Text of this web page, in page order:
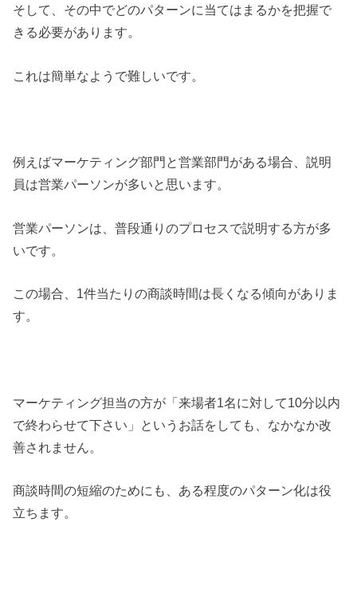
そして、その中でどのパターンに当てはまるかを把握で
きる必要があります。
これは簡単なようで難しいです。
例えばマーケティング部門と営業部門がある場合、説明
員は営業パーソンが多いと思います。
営業パーソンは、普段通りのプロセスで説明する方が多
いです。
この場合、1件当たりの商談時間は長くなる傾向がありま
す。
マーケティング担当の方が「来場者1名に対して10分以内
で終わらせて下さい」というお話をしても、なかなか改
善されません。
商談時間の短縮のためにも、ある程度のパターン化は役
立ちます。